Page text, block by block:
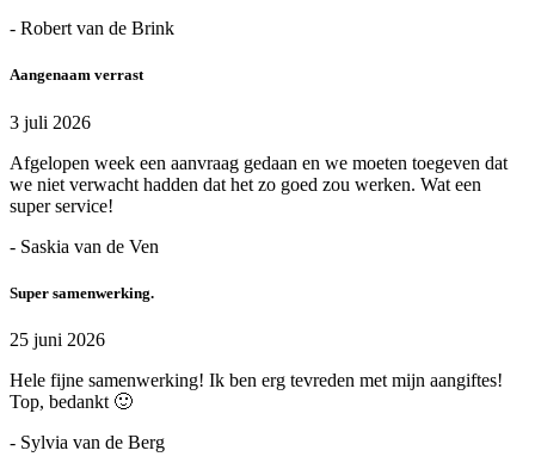
- Robert van de Brink
Aangenaam verrast
3 juli 2026
Afgelopen week een aanvraag gedaan en we moeten toegeven dat
we niet verwacht hadden dat het zo goed zou werken. Wat een
super service!
- Saskia van de Ven
Super samenwerking.
25 juni 2026
Hele fijne samenwerking! Ik ben erg tevreden met mijn aangiftes!
Top, bedankt 🙂
- Sylvia van de Berg